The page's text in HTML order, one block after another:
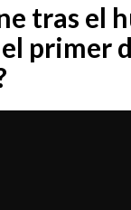
12:30 PM
7:00 PM
tras el
primer